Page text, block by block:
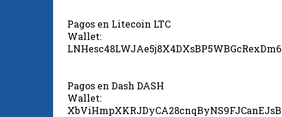
Pagos en Litecoin LTC
Wallet:
LNHesc48LWJAe5j8X4DXsBP5WBGcRexDm6
Pagos en Dash DASH
Wallet:
XbViHmpXKRJDyCA28cnqByNS9FJCanEJsB